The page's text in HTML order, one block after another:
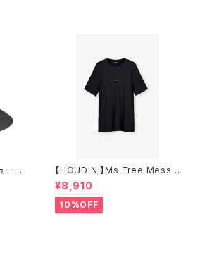
ー
【HOUDINI】Ms Tree Messa
ge Tee
¥8,910
10%OFF